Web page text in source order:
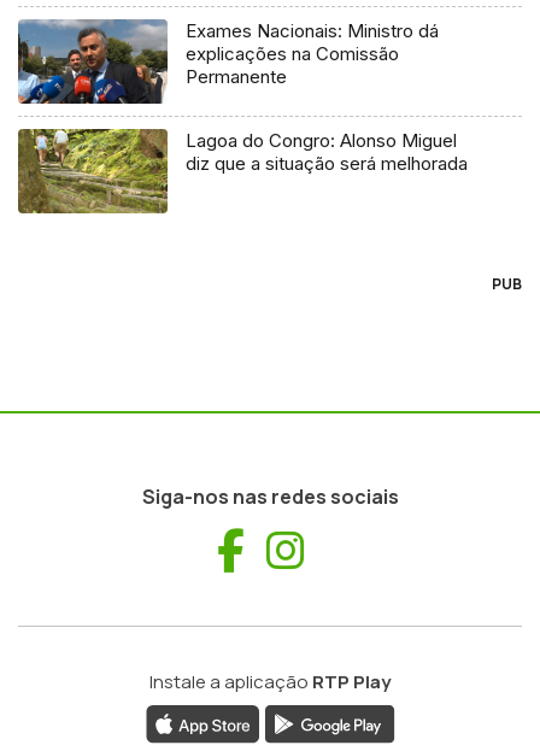
Exames Nacionais: Ministro dá
explicações na Comissão
Permanente
Lagoa do Congro: Alonso Miguel
diz que a situação será melhorada
PUB
Siga-nos nas redes sociais
Facebook
Instale a aplicação RTP Play